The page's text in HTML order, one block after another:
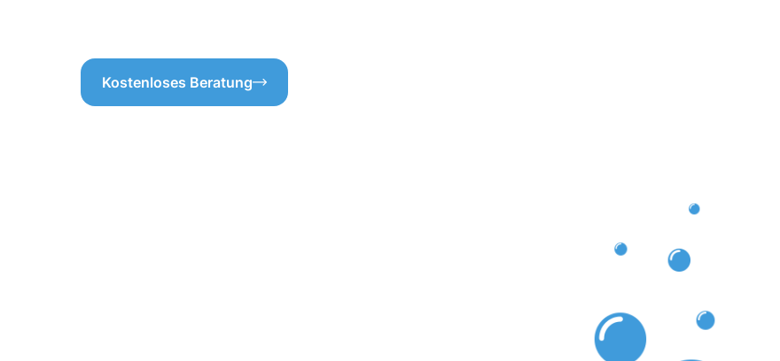
Kostenloses Beratung